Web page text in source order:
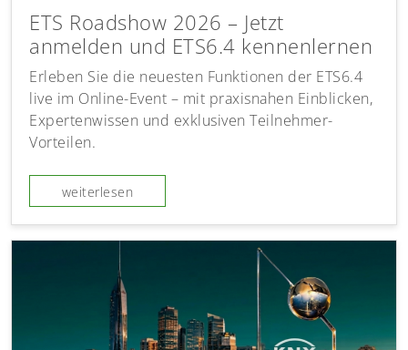
ETS Roadshow 2026 – Jetzt
anmelden und ETS6.4 kennenlernen
Erleben Sie die neuesten Funktionen der ETS6.4
live im Online-Event – mit praxisnahen Einblicken,
Expertenwissen und exklusiven Teilnehmer-
Vorteilen.
weiterlesen